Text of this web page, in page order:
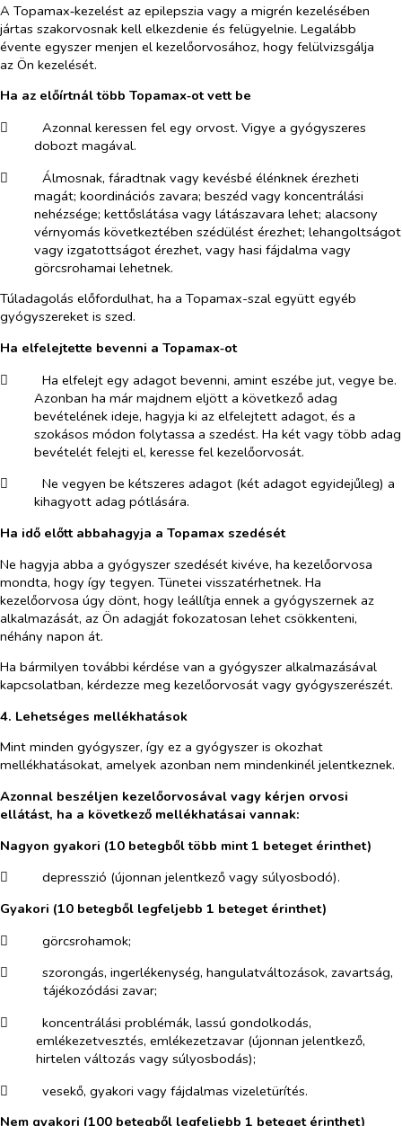
A Topamax‑kezelést az epilepszia vagy a migrén kezelésében
jártas szakorvosnak kell elkezdenie és felügyelnie. Legalább
évente egyszer menjen el kezelőorvosához, hogy felülvizsgálja
az Ön kezelését.
Ha az előírtnál több Topamax‑ot vett be
​
Azonnal keressen fel egy orvost. Vigye a gyógyszeres
dobozt magával.
​
Álmosnak, fáradtnak vagy kevésbé élénknek érezheti
magát; koordinációs zavara; beszéd vagy koncentrálási
nehézsége; kettőslátása vagy látászavara lehet; alacsony
vérnyomás következtében szédülést érezhet; lehangoltságot
vagy izgatottságot érezhet, vagy hasi fájdalma vagy
görcsrohamai lehetnek.
Túladagolás előfordulhat, ha a Topamax-szal együtt egyéb
gyógyszereket is szed.
Ha elfelejtette bevenni a Topamax‑ot
​
Ha elfelejt egy adagot bevenni, amint eszébe jut, vegye be.
Azonban ha már majdnem eljött a következő adag
bevételének ideje, hagyja ki az elfelejtett adagot, és a
szokásos módon folytassa a szedést. Ha két vagy több adag
bevételét felejti el, keresse fel kezelőorvosát.
​
Ne vegyen be kétszeres adagot (két adagot egyidejűleg) a
kihagyott adag pótlására.
Ha idő előtt abbahagyja a Topamax szedését
Ne hagyja abba a gyógyszer szedését kivéve, ha kezelőorvosa
mondta, hogy így tegyen. Tünetei visszatérhetnek. Ha
kezelőorvosa úgy dönt, hogy leállítja ennek a gyógyszernek az
alkalmazását, az Ön adagját fokozatosan lehet csökkenteni,
néhány napon át.
Ha bármilyen további kérdése van a gyógyszer alkalmazásával
kapcsolatban, kérdezze meg kezelőorvosát vagy gyógyszerészét.
4. Lehetséges mellékhatások
Mint minden gyógyszer, így ez a gyógyszer is okozhat
mellékhatásokat, amelyek azonban nem mindenkinél jelentkeznek.
Azonnal beszéljen kezelőorvosával vagy kérjen orvosi
ellátást, ha a következő mellékhatásai vannak:
Nagyon gyakori (10 betegből több mint 1 beteget érinthet)
​
depresszió (újonnan jelentkező vagy súlyosbodó).
Gyakori (10 betegből legfeljebb 1 beteget érinthet)
​
görcsrohamok;
​
szorongás, ingerlékenység, hangulatváltozások, zavartság,
tájékozódási zavar;
​
koncentrálási problémák, lassú gondolkodás,
emlékezetvesztés, emlékezetzavar (újonnan jelentkező,
hirtelen változás vagy súlyosbodás);
​
vesekő, gyakori vagy fájdalmas vizeletürítés.
Nem gyakori (100 betegből legfeljebb 1 beteget érinthet)